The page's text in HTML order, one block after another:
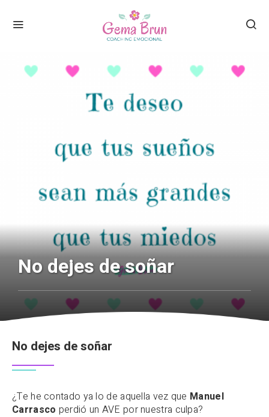
No dejes de soñar
No dejes de soñar
¿Te he contado ya lo de aquella vez que Manuel
Carrasco perdió un AVE por nuestra culpa?